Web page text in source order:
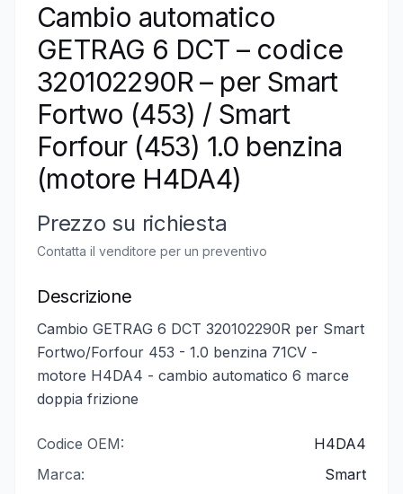
Cambio automatico
GETRAG 6 DCT – codice
320102290R – per Smart
Fortwo (453) / Smart
Forfour (453) 1.0 benzina
(motore H4DA4)
Prezzo su richiesta
Contatta il venditore per un preventivo
Descrizione
Cambio GETRAG 6 DCT 320102290R per Smart
Fortwo/Forfour 453 - 1.0 benzina 71CV -
motore H4DA4 - cambio automatico 6 marce
doppia frizione
Codice OEM:
H4DA4
Marca:
Smart